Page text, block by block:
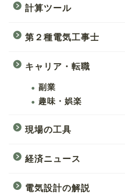
計算ツール
第２種電気工事士
キャリア・転職
副業
趣味・娯楽
現場の工具
経済ニュース
電気設計の解説